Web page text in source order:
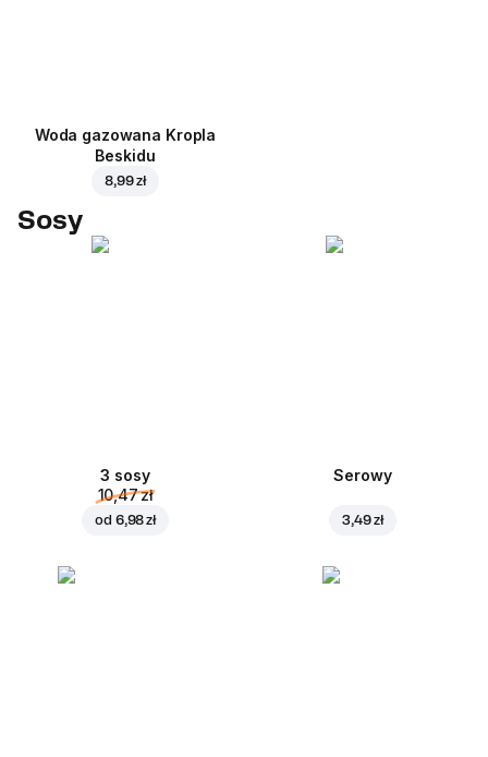
Woda gazowana Kropla
Beskidu
8,99 zł
Sosy
3 sosy
10,47 zł
od 6,98 zł
Serowy
3,49 zł